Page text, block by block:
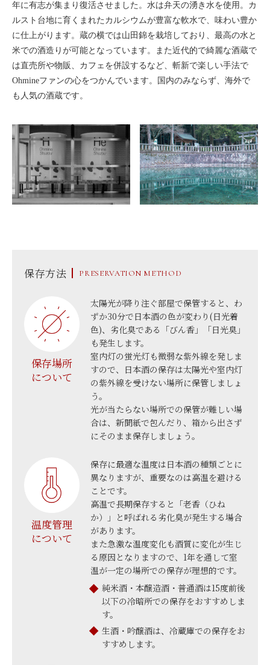
年に有志が集まり復活させました。水は弁天の湧き水を使用。カ
ルスト台地に育くまれたカルシウムが豊富な軟水で、味わい豊か
に仕上がります。蔵の横では山田錦を栽培しており、最高の水と
米での酒造りが可能となっています。また近代的で綺麗な酒蔵で
は直売所や物販、カフェを併設するなど、斬新で楽しい手法で
Ohmineファンの心をつかんでいます。国内のみならず、海外で
も人気の酒蔵です。
保存方法 PRESERVATION METHOD
保存場所
について
太陽光が降り注ぐ部屋で保管すると、わ
ずか30分で日本酒の色が変わり(日光着
色)、劣化臭である「びん香」「日光臭」
も発生します。
室内灯の蛍光灯も微弱な紫外線を発しま
すので、日本酒の保存は太陽光や室内灯
の紫外線を受けない場所に保管しましょ
う。
光が当たらない場所での保管が難しい場
合は、新聞紙で包んだり、箱から出さず
にそのまま保存しましょう。
温度管理
について
保存に最適な温度は日本酒の種類ごとに
異なりますが、重要なのは高温を避ける
ことです。
高温で長期保存すると「老香（ひね
か）」と呼ばれる劣化臭が発生する場合
があります。
また急激な温度変化も酒質に変化が生じ
る原因となりますので、1年を通して室
温が一定の場所での保存が理想的です。
純米酒・本醸造酒・普通酒は15度前後
以下の冷暗所での保存をおすすめしま
す。
生酒・吟醸酒は、冷蔵庫での保存をお
すすめします。